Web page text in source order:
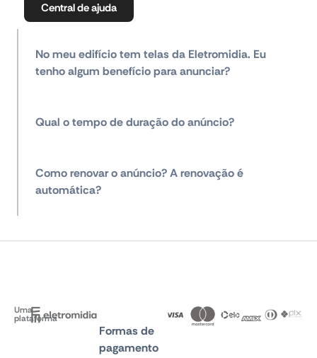
Central de ajuda
No meu edifício tem telas da Eletromidia. Eu
tenho algum benefício para anunciar?
Qual o tempo de duração do anúncio?
Como renovar o anúncio? A renovação é
automática?
Uma
plataforma
Formas de
pagamento